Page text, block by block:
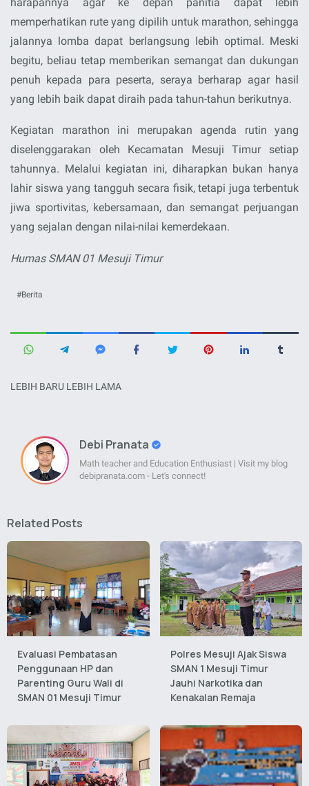
memperhatikan rute yang dipilih untuk marathon, sehingga
jalannya lomba dapat berlangsung lebih optimal. Meski
begitu, beliau tetap memberikan semangat dan dukungan
penuh kepada para peserta, seraya berharap agar hasil
yang lebih baik dapat diraih pada tahun-tahun berikutnya.
Kegiatan marathon ini merupakan agenda rutin yang
diselenggarakan oleh Kecamatan Mesuji Timur setiap
tahunnya. Melalui kegiatan ini, diharapkan bukan hanya
lahir siswa yang tangguh secara fisik, tetapi juga terbentuk
jiwa sportivitas, kebersamaan, dan semangat perjuangan
yang sejalan dengan nilai-nilai kemerdekaan.
Humas SMAN 01 Mesuji Timur
Berita
LEBIH BARU LEBIH LAMA
Debi Pranata
Math teacher and Education Enthusiast | Visit my blog
debipranata.com - Let's connect!
Related Posts
Evaluasi Pembatasan
Penggunaan HP dan
Parenting Guru Wali di
SMAN 01 Mesuji Timur
Polres Mesuji Ajak Siswa
SMAN 1 Mesuji Timur
Jauhi Narkotika dan
Kenakalan Remaja